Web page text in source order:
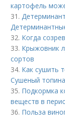
картофель
31.
32. Когда
33. Крыжовник
сортов
34. Как сушить
Сушеный
35. Подкормка
веществ в
36. Польза